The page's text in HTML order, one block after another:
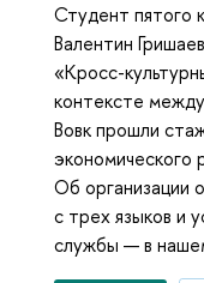
Студент пятого
Валентин
«Кросс-
контексте
Вовк прошли
экономического
Об организации
с трех языков и
службы — в